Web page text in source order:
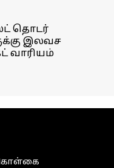
தொடர்
இலவச
வாரியம்
கொள்கை